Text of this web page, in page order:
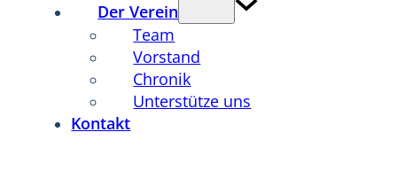
Der Verein
Team
Vorstand
Chronik
Unterstütze uns
Kontakt